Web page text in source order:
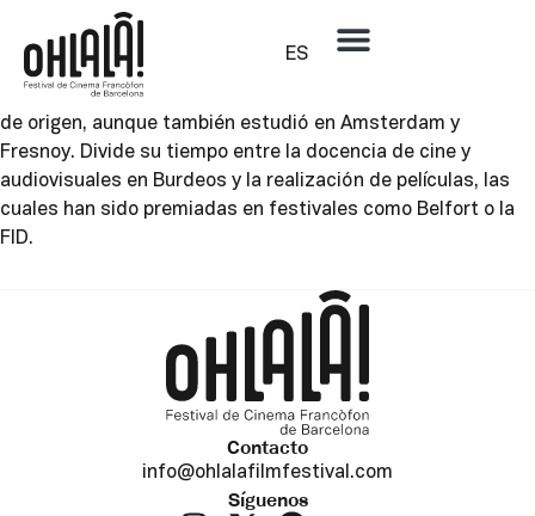
ES
Nora Martirosyan
Nora Martirosyan es una directora, guionista y artista
plástica nacida en Armenia. Estudió Bellas Artes en su país
de origen, aunque también estudió en Amsterdam y
Fresnoy. Divide su tiempo entre la docencia de cine y
audiovisuales en Burdeos y la realización de películas, las
cuales han sido premiadas en festivales como Belfort o la
FID.
Contacto
info@ohlalafilmfestival.com
Síguenos